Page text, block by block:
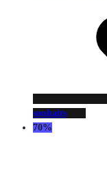
souhaits
70%